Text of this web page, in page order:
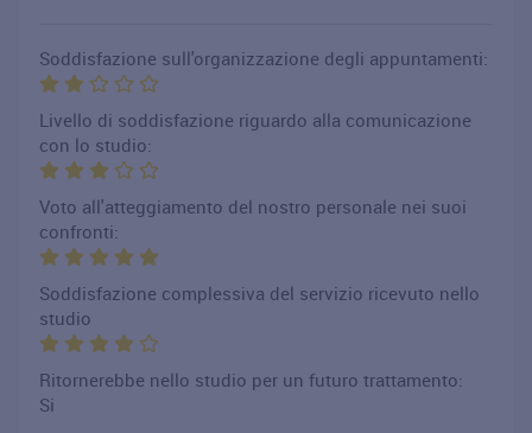
Soddisfazione sull'organizzazione degli appuntamenti:
Livello di soddisfazione riguardo alla comunicazione
con lo studio:
Voto all'atteggiamento del nostro personale nei suoi
confronti:
Soddisfazione complessiva del servizio ricevuto nello
studio
Ritornerebbe nello studio per un futuro trattamento:
Si